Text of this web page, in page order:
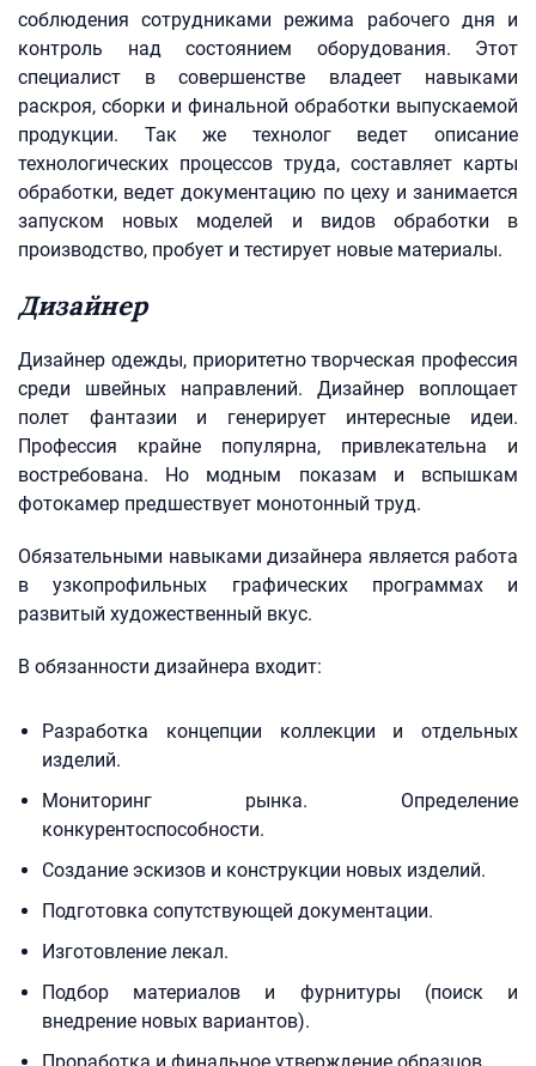
соблюдения сотрудниками режима рабочего дня и
контроль над состоянием оборудования. Этот
специалист в совершенстве владеет навыками
раскроя, сборки и финальной обработки выпускаемой
продукции. Так же технолог ведет описание
технологических процессов труда, составляет карты
обработки, ведет документацию по цеху и занимается
запуском новых моделей и видов обработки в
производство, пробует и тестирует новые материалы.
Дизайнер
Дизайнер одежды, приоритетно творческая профессия
среди швейных направлений. Дизайнер воплощает
полет фантазии и генерирует интересные идеи.
Профессия крайне популярна, привлекательна и
востребована. Но модным показам и вспышкам
фотокамер предшествует монотонный труд.
Обязательными навыками дизайнера является работа
в узкопрофильных графических программах и
развитый художественный вкус.
В обязанности дизайнера входит:
Разработка концепции коллекции и отдельных
изделий.
Мониторинг рынка. Определение
конкурентоспособности.
Создание эскизов и конструкции новых изделий.
Подготовка сопутствующей документации.
Изготовление лекал.
Подбор материалов и фурнитуры (поиск и
внедрение новых вариантов).